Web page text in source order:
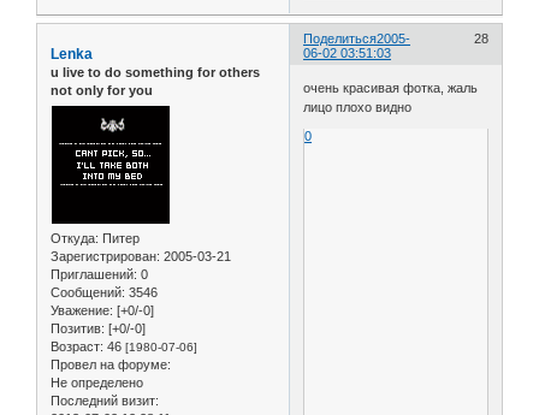
Поделиться 28
2005-
06-02 03:51:03
Lenka
u live to do something for others
not only for you
Откуда: Питер
Зарегистрирован: 2005-03-21
Приглашений: 0
Сообщений: 3546
Уважение: [+0/-0]
Позитив: [+0/-0]
Возраст: 46 [1980-07-06]
Провел на форуме:
Не определено
Последний визит:
очень красивая фотка, жаль
лицо плохо видно
0